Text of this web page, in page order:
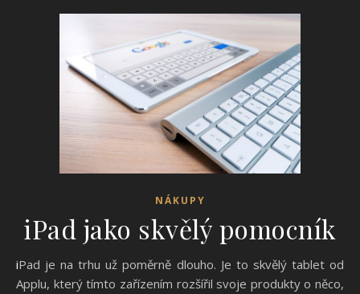
NÁKUPY
iPad jako skvělý pomocník
iPad je na trhu už poměrně dlouho. Je to skvělý tablet od
Applu, který tímto zařízením rozšířil svoje produkty o něco,